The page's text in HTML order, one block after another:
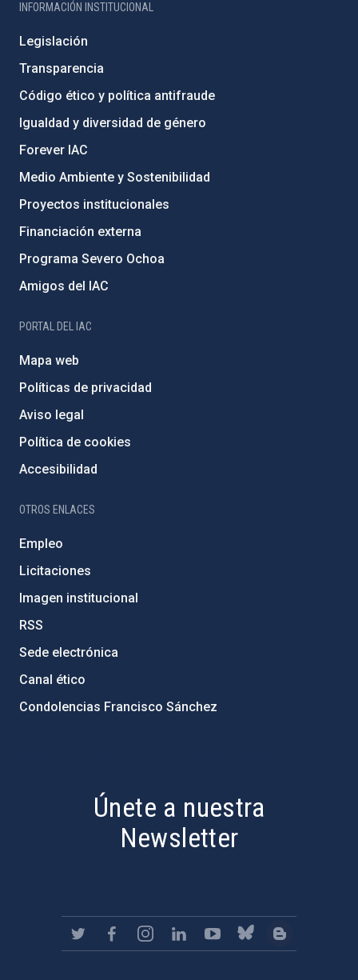
INFORMACIÓN INSTITUCIONAL
Legislación
Transparencia
Código ético y política antifraude
Igualdad y diversidad de género
Forever IAC
Medio Ambiente y Sostenibilidad
Proyectos institucionales
Financiación externa
Programa Severo Ochoa
Amigos del IAC
PORTAL DEL IAC
Mapa web
Políticas de privacidad
Aviso legal
Política de cookies
Accesibilidad
OTROS ENLACES
Empleo
Licitaciones
Imagen institucional
RSS
Sede electrónica
Canal ético
Condolencias Francisco Sánchez
Únete a nuestra
Newsletter